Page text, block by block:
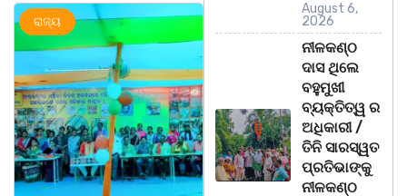
ରାଜ୍ୟ
August 6,
2026
ନୀଳକଣ୍ଠ
ଦାସ ଥିଲେ
ବହୁମୁଖୀ
ବ୍ୟକ୍ତିତ୍ୱ ର
ଅଧିକାରୀ /
ତିନି ସାରସ୍ୱତ
ପ୍ରତିଭାଙ୍କୁ
ନୀଳକଣ୍ଠ